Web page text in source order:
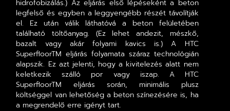
hidrofobizálás.) Az eljárás első lépéseként a beton
legfelső és egyben a leggyengébb részét távolítják
el. Ez után válik láthatóvá a beton felületében
található töltőanyag. (Ez lehet andezit, mészkő,
bazalt vagy akár folyami kavics is.) A HTC
SuperfloorTM eljárás folyamata száraz technológián
alapszik. Ez azt jelenti, hogy a kivitelezés alatt nem
keletkezik szálló por vagy iszap. A HTC
SuperfloorTM eljárás során, minimális plusz
költséggel van lehetőség a beton színezésére is, ha
a megrendelő erre igényt tart.